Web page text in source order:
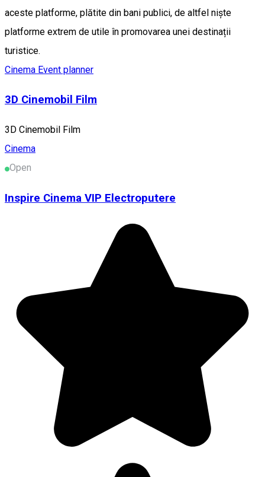
aceste platforme, plătite din bani publici, de altfel niște
platforme extrem de utile în promovarea unei destinații
turistice.
Cinema Event planner
3D Cinemobil Film
3D Cinemobil Film
Cinema
Open
Inspire Cinema VIP Electroputere